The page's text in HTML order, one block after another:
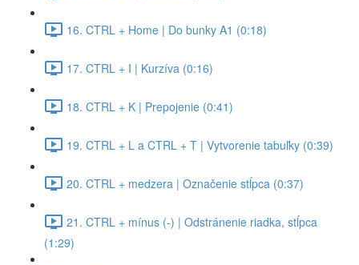
16. CTRL + Home | Do bunky A1 (0:18)
17. CTRL + I | Kurzíva (0:16)
18. CTRL + K | Prepojenie (0:41)
19. CTRL + L a CTRL + T | Vytvorenie tabuľky (0:39)
20. CTRL + medzera | Označenie stĺpca (0:37)
21. CTRL + mínus (-) | Odstránenie riadka, stĺpca
(1:29)